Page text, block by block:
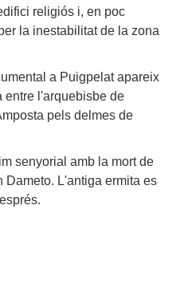
religiós i, en poc
la inestabilitat de la zona
a Puigpelat apareix
entre l'arquebisbe de
pels delmes de
senyorial amb la mort de
Dameto. L'antiga ermita es